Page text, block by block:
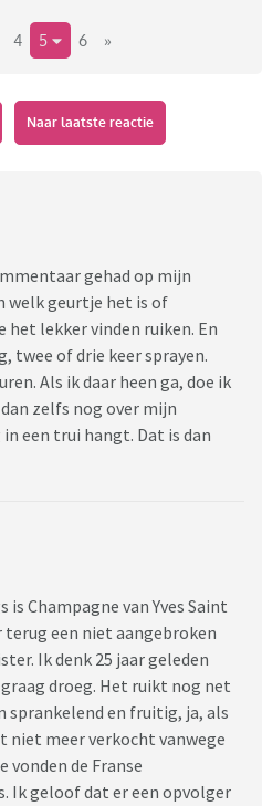
4 5 6 »
Naar laatste reactie
gehad op mijn
welk geurtje het is of
het lekker vinden ruiken. En
twee of drie keer sprayen.
Als ik daar heen ga, doe ik
zelfs nog over mijn
een trui hangt. Dat is dan
Champagne van Yves Saint
terug een niet aangebroken
Ik denk 25 jaar geleden
droeg. Het ruikt nog net
sprankelend en fruitig, ja, als
niet meer verkocht vanwege
vonden de Franse
Ik geloof dat er een opvolger